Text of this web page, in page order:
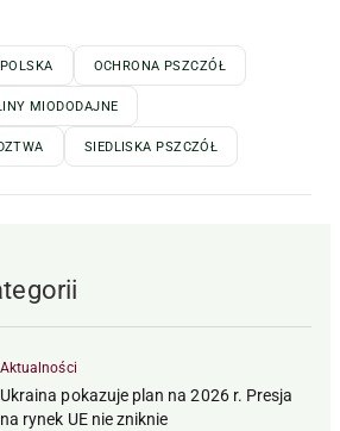
OCHRONA PSZCZÓŁ
MIODODAJNE
SIEDLISKA PSZCZÓŁ
Aktualności
Ukraina pokazuje plan na 2026 r. Presja
na rynek UE nie zniknie